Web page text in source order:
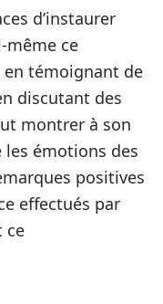
d’instaurer
même ce
témoignant de
discutant des
montrer à son
émotions des
positives
effectués par
ce